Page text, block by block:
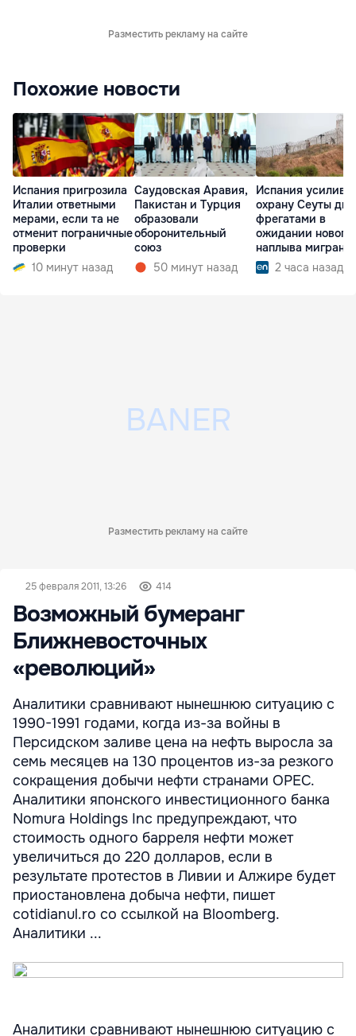
Разместить рекламу на сайте
Похожие новости
Испания пригрозила
Италии ответными
мерами, если та не
отменит пограничные
проверки
10 минут назад
Саудовская Аравия,
Пакистан и Турция
образовали
оборонительный
союз
50 минут назад
Испания
охрану Сеуты
фрегатами в
ожидании нового
наплыва
2 часа назад
Разместить рекламу на сайте
25 февраля 2011, 13:26 414
Возможный бумеранг
Ближневосточных
«революций»
Аналитики сравнивают нынешнюю ситуацию с
1990-1991 годами, когда из-за войны в
Персидском заливе цена на нефть выросла за
семь месяцев на 130 процентов из-за резкого
сокращения добычи нефти странами OPEC.
Аналитики японского инвестиционного банка
Nomura Holdings Inc предупреждают, что
стоимость одного барреля нефти может
увеличиться до 220 долларов, если в
результате протестов в Ливии и Алжире будет
приостановлена добыча нефти, пишет
cotidianul.ro со ссылкой на Bloomberg.
Аналитики ...
Аналитики сравнивают нынешнюю ситуацию с